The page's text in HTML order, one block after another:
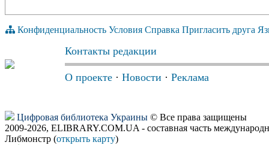
Конфиденциальность Условия Справка Пригласить друга
Контакты редакции
О проекте · Новости · Реклама
Цифровая библиотека Украины © Все права защищены
2009-2026, ELIBRARY.COM.UA - составная часть
Либмонстр (открыть карту)